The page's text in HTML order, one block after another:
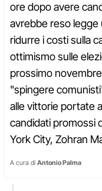
ore dopo avere
avrebbe reso
ridurre i costi sulla
ottimismo sulle
prossimo
"spingere
alle vittorie portate
candidati promossi
York City, Zohran
A cura di Antonio Palma